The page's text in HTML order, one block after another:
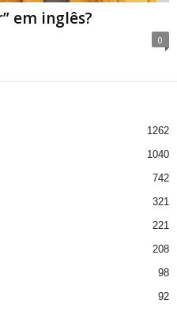
em inglês?
0
1262
1040
742
321
221
208
98
92